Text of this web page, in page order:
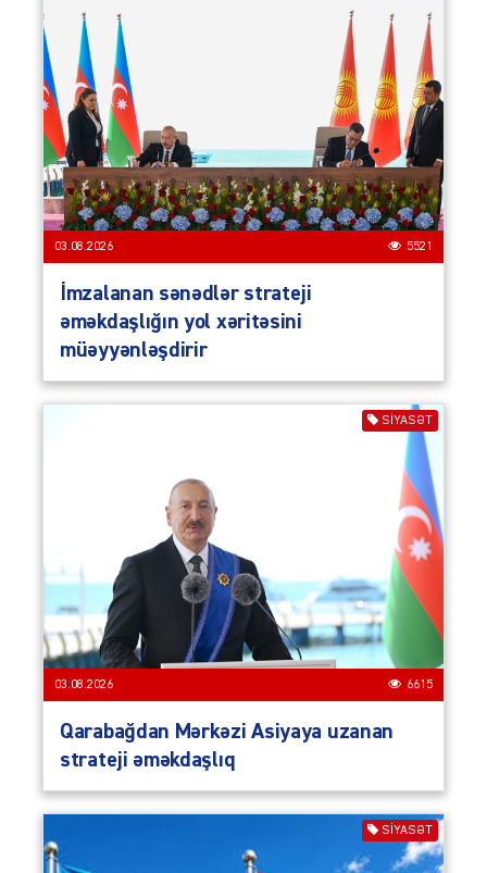
03.08.2026 5521
İmzalanan sənədlər strateji
əməkdaşlığın yol xəritəsini
müəyyənləşdirir
SIYASƏT
03.08.2026 6615
Qarabağdan Mərkəzi Asiyaya uzanan
strateji əməkdaşlıq
SIYASƏT